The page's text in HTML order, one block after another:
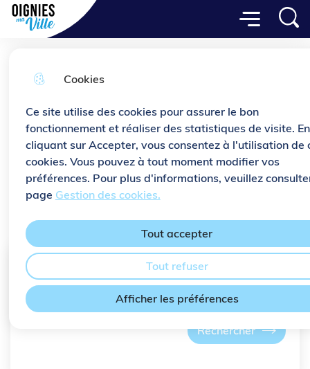
Cookies
Ce site utilise des cookies pour assurer le bon
fonctionnement et réaliser des statistiques de visite. En
cliquant sur Accepter, vous consentez à l'utilisation de
cookies. Vous pouvez à tout moment modifier vos
préférences. Pour plus d'informations, veuillez
page Gestion des cookies.
Afficher les préférences
Tout accepter
Tout refuser
Aller
au
menu
principal
Consulter
le plan
du site
Ville de Oignies
Menu principal
Menu
Les commerces
Accueil
La ville de Oignies compte de
Moteur de recherche